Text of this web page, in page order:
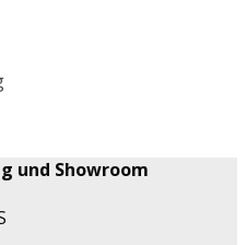
und Showroom